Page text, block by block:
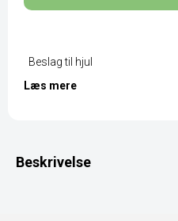
Beslag til hjul
Læs mere
Beskrivelse